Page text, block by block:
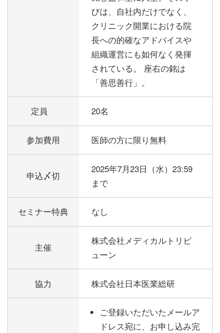
びは、自社内だけでなく、
クリニック開業における院
長への的確なアドバイスや
組織運営にも如何なく発揮
されている。 座右の銘は
「善思善行」。
定員 20名
参加費用 医師の方に限り無料
申込〆切
2025年7月23日（水）23:59
まで
セミナー特典 なし
主催
株式会社メディカルトリビ
ューン
協力 株式会社日本医業総研
ご登録いただいたメールア
ドレス宛に、お申し込み完